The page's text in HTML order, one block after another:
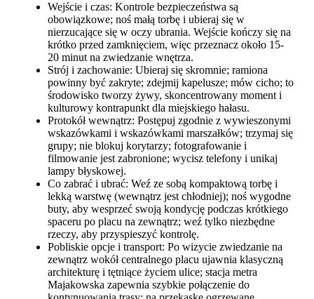
Wejście i czas: Kontrole bezpieczeństwa są
obowiązkowe; noś małą torbę i ubieraj się w
nierzucające się w oczy ubrania. Wejście kończy się na
krótko przed zamknięciem, więc przeznacz około 15-
20 minut na zwiedzanie wnętrza.
Strój i zachowanie: Ubieraj się skromnie; ramiona
powinny być zakryte; zdejmij kapelusze; mów cicho; to
środowisko tworzy żywy, skoncentrowany moment i
kulturowy kontrapunkt dla miejskiego hałasu.
Protokół wewnątrz: Postępuj zgodnie z wywieszonymi
wskazówkami i wskazówkami marszałków; trzymaj się
grupy; nie blokuj korytarzy; fotografowanie i
filmowanie jest zabronione; wycisz telefony i unikaj
lampy błyskowej.
Co zabrać i ubrać: Weź ze sobą kompaktową torbę i
lekką warstwę (wewnątrz jest chłodniej); noś wygodne
buty, aby wesprzeć swoją kondycję podczas krótkiego
spaceru po placu na zewnątrz; weź tylko niezbędne
rzeczy, aby przyspieszyć kontrolę.
Pobliskie opcje i transport: Po wizycie zwiedzanie na
zewnątrz wokół centralnego placu ujawnia klasyczną
architekturę i tętniące życiem ulice; stacja metra
Majakowska zapewnia szybkie połączenie do